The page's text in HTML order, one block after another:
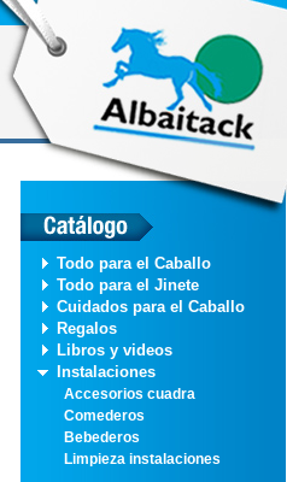
Todo para el Caballo
Todo para el Jinete
Cuidados para el Caballo
Regalos
Libros y videos
Instalaciones
Accesorios cuadra
Comederos
Bebederos
Limpieza instalaciones